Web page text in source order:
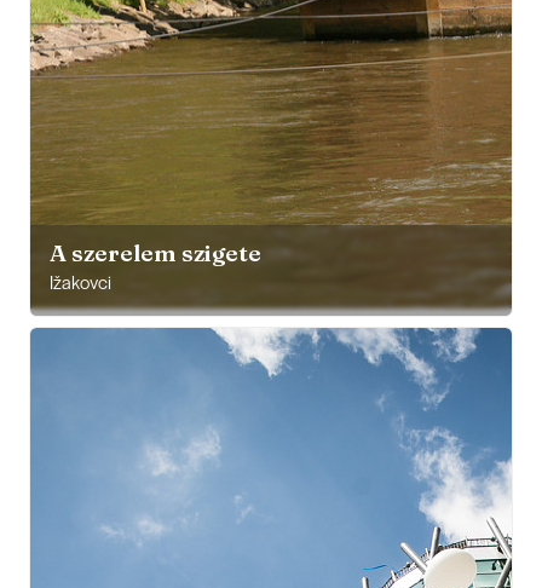
A szerelem szigete
Ižakovci